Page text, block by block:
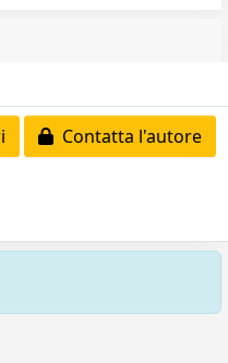
Contatta l'autore